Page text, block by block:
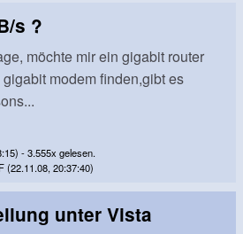
s ?
möchte mir ein gigabit router
modem finden,gibt es
- 3.555x gelesen.
(22.11.08, 20:37:40)
unter Vista